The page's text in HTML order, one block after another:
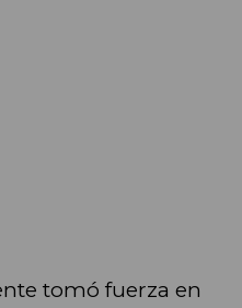
tomó fuerza en